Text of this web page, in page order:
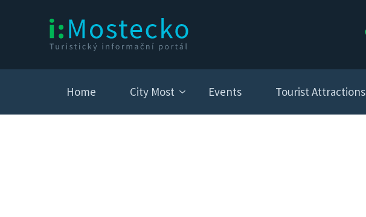
Home City Most Events Tourist Attractions